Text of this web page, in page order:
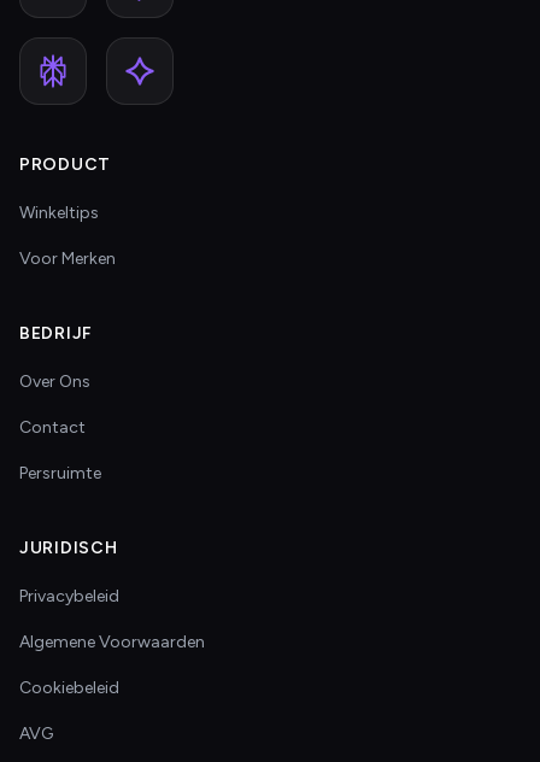
PRODUCT
Winkeltips
Voor Merken
BEDRIJF
Over Ons
Contact
Persruimte
JURIDISCH
Privacybeleid
Algemene Voorwaarden
Cookiebeleid
AVG